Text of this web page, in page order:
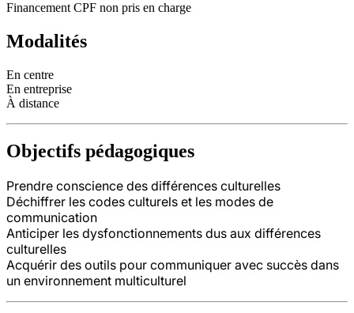
Financement CPF non pris en charge
Modalités
En centre
En entreprise
À distance
Objectifs pédagogiques
Prendre conscience des différences culturelles
Déchiffrer les codes culturels et les modes de
communication
Anticiper les dysfonctionnements dus aux différences
culturelles
Acquérir des outils pour communiquer avec succès dans
un environnement multiculturel